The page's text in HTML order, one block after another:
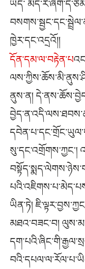
ཡོད་
ཁྱེར་དང་འདྲའོ།།
དོན་དམ་ལ་བརྟེན་པ
ནུས་ན།
སུ་དང་འགྲོགས་ཀྱང༌།
ཡིན་ཏེ།
མཐའ་བཟང་བ།